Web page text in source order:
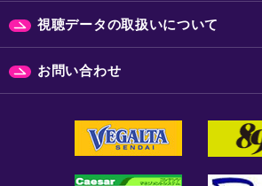
視聴データの取扱いについて
お問い合わせ